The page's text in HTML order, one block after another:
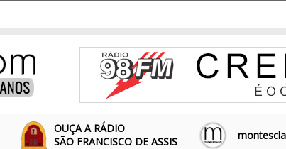
OUÇA A RÁDIO
SÃO FRANCISCO DE ASSIS